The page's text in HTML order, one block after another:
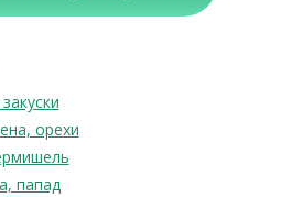
орехи
папад